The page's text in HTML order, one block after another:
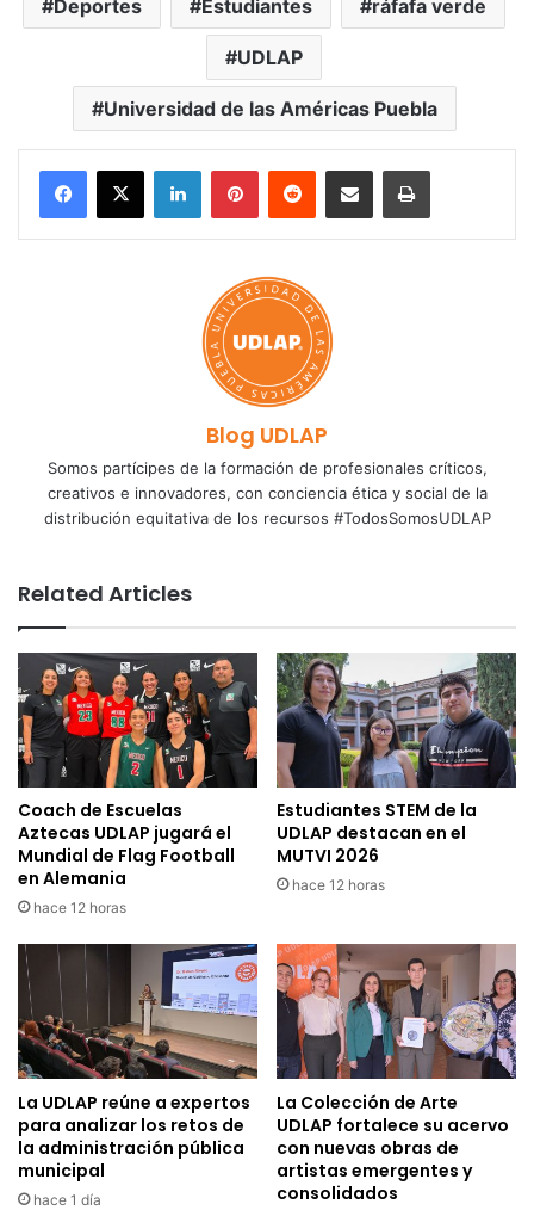
Deportes Estudiantes ráfafa verde
UDLAP
Universidad de las Américas Puebla
LinkedInPinterestReddit Share via Email Print
Blog UDLAP
Somos partícipes de la formación de profesionales críticos,
creativos e innovadores, con conciencia ética y social de la
distribución equitativa de los recursos #TodosSomosUDLAP
Related Articles
Coach de Escuelas
Aztecas UDLAP jugará el
Mundial de Flag Football
en Alemania
hace 12 horas
Estudiantes STEM de la
UDLAP destacan en el
MUTVI 2026
hace 12 horas
La UDLAP reúne a expertos
para analizar los retos de
la administración pública
municipal
hace 1 día
La Colección de Arte
UDLAP fortalece su acervo
con nuevas obras de
artistas emergentes y
consolidados